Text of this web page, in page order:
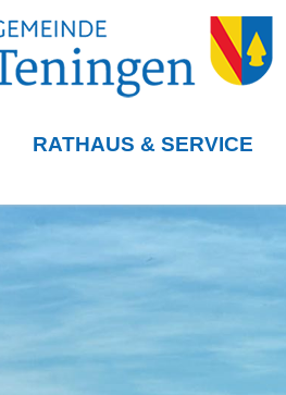
RATHAUS & SERVICE